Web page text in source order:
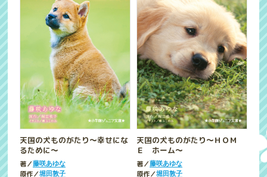
天国の犬ものがたり～幸せにな
るために～
著／藤咲あゆな
原作／堀田敦子
天国の犬ものがたり～ＨＯＭ
Ｅ ホーム～
著／藤咲あゆな
原作／堀田敦子